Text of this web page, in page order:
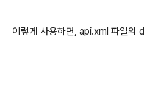
이렇게 사용하면, api.xml 파일